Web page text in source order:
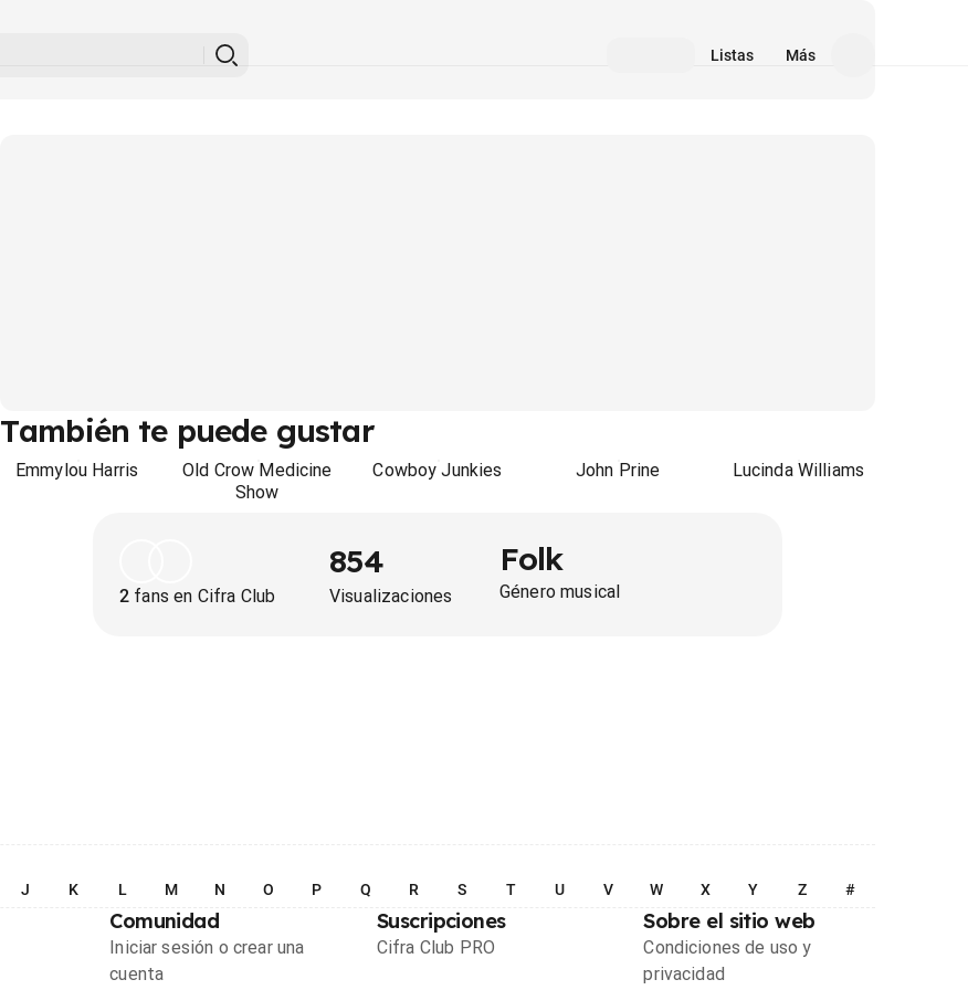
Listas Más
También te puede gustar
Emmylou Harris
Old Crow Medicine
Show
Cowboy Junkies John Prine Lucinda Williams
2 fans en Cifra Club
854
Visualizaciones
Folk
Género musical
J K L M N O P Q R S T U V W X Y Z #
Comunidad
Iniciar sesión o crear una
cuenta
Suscripciones
Cifra Club PRO
Sobre el sitio web
Condiciones de uso y
privacidad